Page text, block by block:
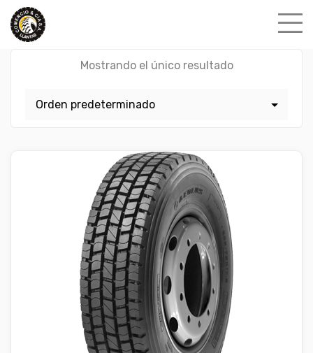
Skip
content
Mostrando el único resultado